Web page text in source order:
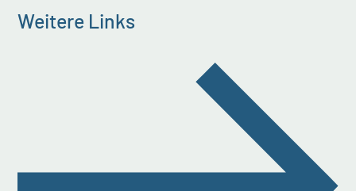
Weitere Links